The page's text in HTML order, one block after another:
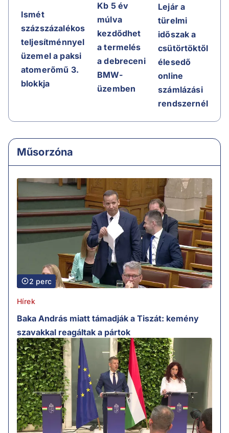
Ismét
százszázalékos
teljesítménnyel
üzemel a paksi
atomerőmű 3.
blokkja
Kb 5 év
múlva
kezdődhet
a termelés
a debreceni
BMW-
üzemben
Lejár a
türelmi
időszak a
csütörtöktől
élesedő
online
számlázási
rendszernél
Műsorzóna
2 perc
Hírek
Baka András miatt támadják a Tiszát: kemény
szavakkal reagáltak a pártok